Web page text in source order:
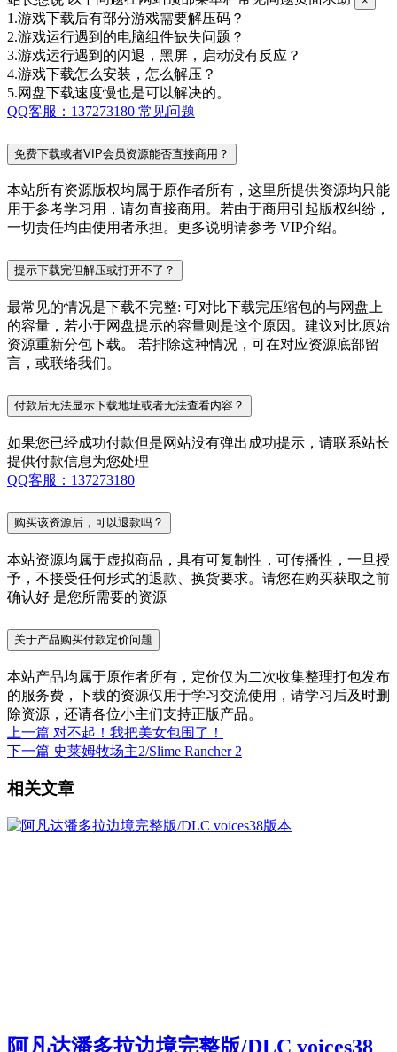
1.游戏下载后有部分游戏需要解压码？
2.游戏运行遇到的电脑组件缺失问题？
3.游戏运行遇到的闪退，黑屏，启动没有反应？
4.游戏下载怎么安装，怎么解压？
5.网盘下载速度慢也是可以解决的。
QQ客服：137273180 常见问题
免费下载或者VIP会员资源能否直接商用？
本站所有资源版权均属于原作者所有，这里所提供资源均只能
用于参考学习用，请勿直接商用。若由于商用引起版权纠纷，
一切责任均由使用者承担。更多说明请参考 VIP介绍。
提示下载完但解压或打开不了？
最常见的情况是下载不完整: 可对比下载完压缩包的与网盘上
的容量，若小于网盘提示的容量则是这个原因。建议对比原始
资源重新分包下载。 若排除这种情况，可在对应资源底部留
言，或联络我们。
付款后无法显示下载地址或者无法查看内容？
如果您已经成功付款但是网站没有弹出成功提示，请联系站长
提供付款信息为您处理
QQ客服：137273180
购买该资源后，可以退款吗？
本站资源均属于虚拟商品，具有可复制性，可传播性，一旦授
予，不接受任何形式的退款、换货要求。请您在购买获取之前
确认好 是您所需要的资源
关于产品购买付款定价问题
本站产品均属于原作者所有，定价仅为二次收集整理打包发布
的服务费，下载的资源仅用于学习交流使用，请学习后及时删
除资源，还请各位小主们支持正版产品。
上一篇 对不起！我把美女包围了！
下一篇 史莱姆牧场主2/Slime Rancher 2
相关文章
阿凡达潘多拉边境完整版/DLC voices38